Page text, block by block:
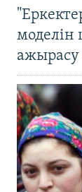
моделін
ажырасу